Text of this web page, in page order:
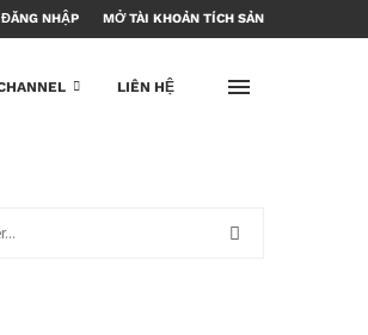
ĐĂNG NHẬP MỞ TÀI KHOẢN TÍCH SẢN
LIÊN HỆ